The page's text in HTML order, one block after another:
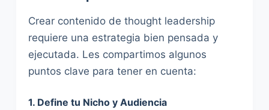
Crear contenido de thought leadership
requiere una estrategia bien pensada y
ejecutada. Les compartimos algunos
puntos clave para tener en cuenta:
1. Define tu Nicho y Audiencia